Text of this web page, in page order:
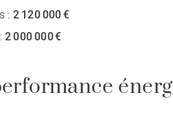
:2 120 000 €
2 000 000 €